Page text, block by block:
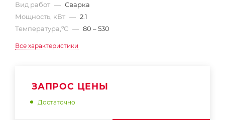
Вид работ — Сварка
Мощность, кВт — 2.1
Температура,ºC — 80 – 530
Все характеристики
ЗАПРОС ЦЕНЫ
Достаточно